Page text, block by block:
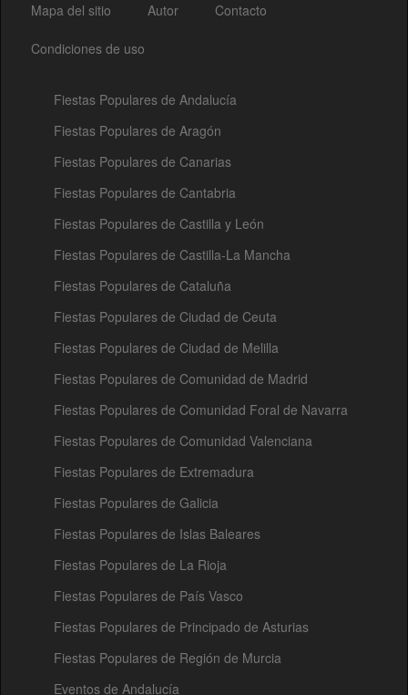
Mapa del sitio Autor Contacto
Condiciones de uso
Fiestas Populares de Andalucía
Fiestas Populares de Aragón
Fiestas Populares de Canarias
Fiestas Populares de Cantabria
Fiestas Populares de Castilla y León
Fiestas Populares de Castilla-La Mancha
Fiestas Populares de Cataluña
Fiestas Populares de Ciudad de Ceuta
Fiestas Populares de Ciudad de Melilla
Fiestas Populares de Comunidad de Madrid
Fiestas Populares de Comunidad Foral de Navarra
Fiestas Populares de Comunidad Valenciana
Fiestas Populares de Extremadura
Fiestas Populares de Galicia
Fiestas Populares de Islas Baleares
Fiestas Populares de La Rioja
Fiestas Populares de País Vasco
Fiestas Populares de Principado de Asturias
Fiestas Populares de Región de Murcia
Eventos de Andalucía